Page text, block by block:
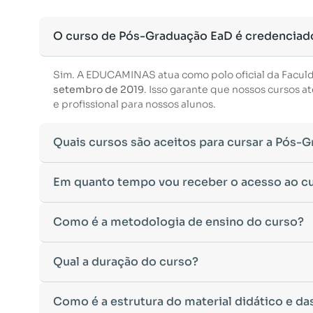
O curso de Pós-Graduação EaD é
Sim. A EDUCAMINAS atua como polo oficial da
setembro de 2019. Isso garante que nossos cursos
e profissional para nossos alunos.
Quais cursos são aceitos para cursar a Pós-
Para ingressar em um curso de pós-graduação, é
•Licenciatura– Formação voltada para o magistério
•Tecnólogo– Cursos de formação superior de
•Cursos de Formação de Oficiais
Caso tenha dúvidas sobre a validade do seu
Em quanto tempo vou receber o acesso ao
Após a conclusão da sua matrícula e a confirmação
Caso não receba o e-mail de acesso em até
acadêmico para auxílio.
Como é a metodologia de ensino do curso?
A metodologia daEDUCAMINAS
•Material didático digitaldisponível para leitura on-
Qual a duração do curso?
A duração do curso varia de acordo com a carga
Como é a estrutura do material didático e